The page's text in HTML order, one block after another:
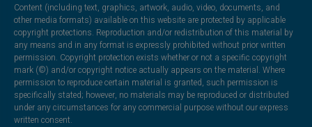
Content (including text, graphics, artwork, audio, video, documents, and
other media formats) available on this website are protected by applicable
copyright protections. Reproduction and/or redistribution of this material by
any means and in any format is expressly prohibited without prior written
permission. Copyright protection exists whether or not a specific copyright
mark (©) and/or copyright notice actually appears on the material. Where
permission to reproduce certain material is granted, such permission is
specifically stated; however, no materials may be reproduced or distributed
under any circumstances for any commercial purpose without our express
written consent.